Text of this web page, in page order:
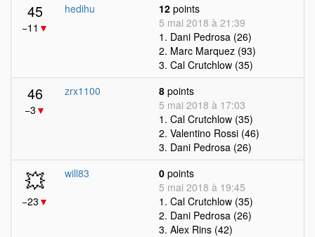
45
−11 ▼
hedihu 12 points
5 mai 2018 à 21:39
1. Dani Pedrosa (26)
2. Marc Marquez (93)
3. Cal Crutchlow (35)
46
−3 ▼
zrx1100 8 points
5 mai 2018 à 17:03
1. Cal Crutchlow (35)
2. Valentino Rossi (46)
3. Dani Pedrosa (26)
💥
−23 ▼
will83 0 points
5 mai 2018 à 19:45
1. Cal Crutchlow (35)
2. Dani Pedrosa (26)
3. Alex Rins (42)